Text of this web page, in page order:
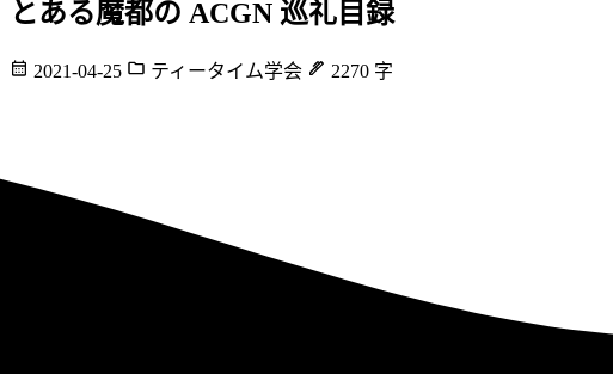
とある魔都の ACGN 巡礼目録
2021-04-25 ティータイム学会 2270 字